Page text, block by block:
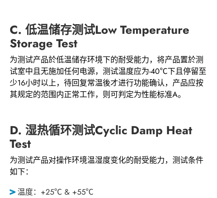
C. 低温储存测试Low Temperature
Storage Test
为测试产品於低温储存环境下的耐受能力，将产品置於测
试室中且无施加任何电源，测试温度应为-40℃下且停留至
少16小时以上，待回复常温後才进行功能确认，产品应按
其规定的范围内正常工作，则可判定为性能标准A。
D. 湿热循环测试Cyclic Damp Heat
Test
为测试产品对操作环境温湿度变化的耐受能力，测试条件
如下：
温度：+25℃ & +55℃